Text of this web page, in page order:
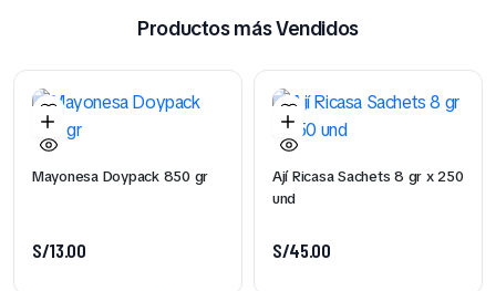
Productos más Vendidos
Mayonesa Doypack 850 gr
S/13.00
Ají Ricasa Sachets 8 gr x 250
und
S/45.00